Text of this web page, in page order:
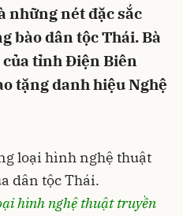
những nét đặc sắc
bào dân tộc Thái. Bà
tỉnh Điện Biên
tặng danh hiệu Nghệ
hình nghệ thuật truyền